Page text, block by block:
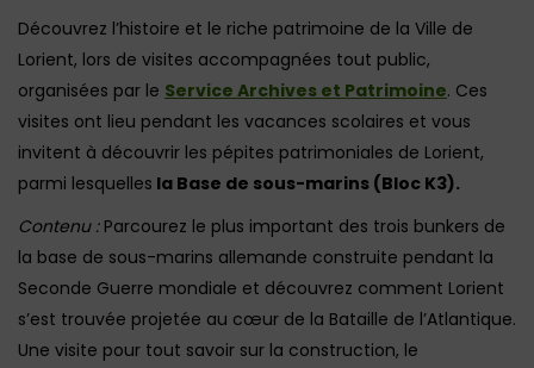
Découvrez l’histoire et le riche patrimoine de la Ville de
Lorient, lors de visites accompagnées tout public,
organisées par le Service Archives et Patrimoine. Ces
visites ont lieu pendant les vacances scolaires et vous
invitent à découvrir les pépites patrimoniales de Lorient,
parmi lesquelles la Base de sous-marins (Bloc K3).
Contenu : Parcourez le plus important des trois bunkers de
la base de sous-marins allemande construite pendant la
Seconde Guerre mondiale et découvrez comment Lorient
s’est trouvée projetée au cœur de la Bataille de l’Atlantique.
Une visite pour tout savoir sur la construction, le